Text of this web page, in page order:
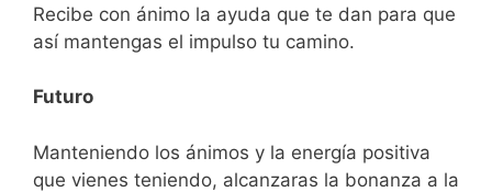
Recibe con ánimo la ayuda que te dan para que
así mantengas el impulso tu camino.
Futuro
Manteniendo los ánimos y la energía positiva
que vienes teniendo, alcanzaras la bonanza a la